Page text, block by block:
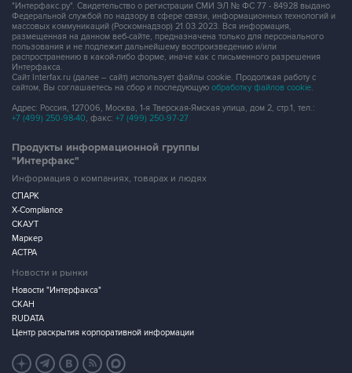
"Интерфакс.ру". Свидетельство о регистрации СМИ ЭЛ № ФС 77 - 84928 выдано
Федеральной службой по надзору в сфере связи, информационных технологий и
массовых коммуникаций (Роскомнадзор) 21.03.2023. Вся информация,
размещенная на данном веб-сайте, предназначена только для персонального
пользования и не подлежит дальнейшему воспроизведению и/или
распространению в какой-либо форме, иначе как с письменного разрешения
Интерфакса.
Сайт Interfax.ru (далее – сайт) использует файлы cookie. Продолжая работу с
сайтом, Вы соглашаетесь на сбор и последующую обработку файлов cookie.
Адрес: Россия, 127006, Москва, 1-я Тверская-Ямская улица, дом 2, стр.1, тел.:
+7 (499) 250-98-40, факс: +7 (499) 250-97-27
Продукты информационной группы
"Интерфакс"
Информация о компаниях, товарах и людях
СПАРК
X-Compliance
СКАУТ
Маркер
АСТРА
Новости и рынки
Новости "Интерфакса"
СКАН
RUDATA
Центр раскрытия корпоративной информации